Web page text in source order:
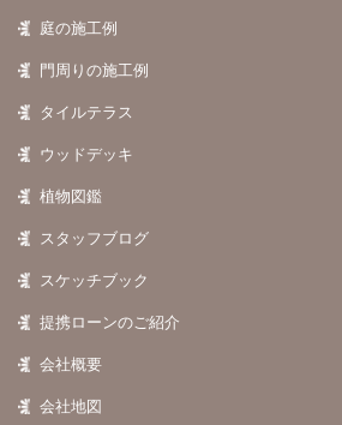
庭の施工例
門周りの施工例
タイルテラス
ウッドデッキ
植物図鑑
スタッフブログ
スケッチブック
提携ローンのご紹介
会社概要
会社地図